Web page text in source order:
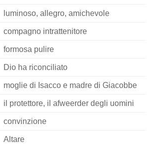
luminoso, allegro, amichevole
compagno intrattenitore
formosa pulire
Dio ha riconciliato
moglie di Isacco e madre di Giacobbe
il protettore, il afweerder degli uomini
convinzione
Altare